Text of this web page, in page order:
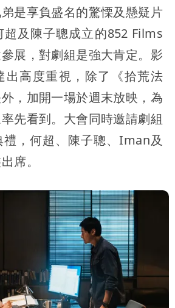
是享負盛名的驚慄及懸疑片
及陳子聰成立的852 Films
展，對劇組是強大肯定。影
出高度重視，除了《拾荒法
，加開一場於週末放映，為
先看到。大會同時邀請劇組
，何超、陳子聰、Iman及
席。